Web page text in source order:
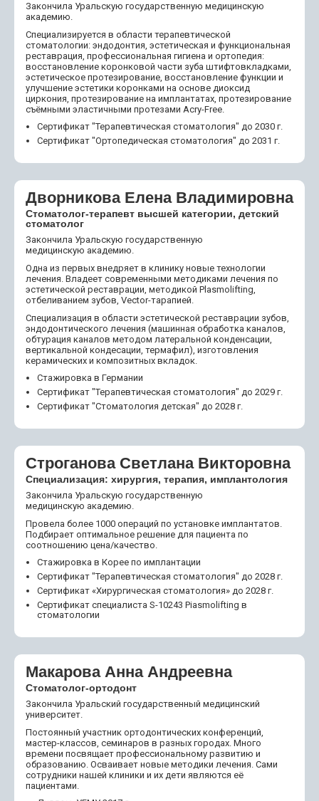
Закончила Уральскую государственную медицинскую
академию.
Специализируется в области терапевтической
стоматологии: эндодонтия, эстетическая и функциональная
реставрация, профессиональная гигиена и ортопедия:
восстановление коронковой части зуба штифтовкладками,
эстетическое протезирование, восстановление функции и
улучшение эстетики коронками на основе диоксид
циркония, протезирование на имплантатах, протезирование
съёмными эластичными протезами Acry-Free.
Сертификат "Терапевтическая стоматология" до 2030 г.
Сертификат "Ортопедическая стоматология" до 2031 г.
Дворникова Елена Владимировна
Стоматолог-терапевт высшей категории, детский
стоматолог
Закончила Уральскую государственную
медицинскую академию.
Одна из первых внедряет в клинику новые технологии
лечения. Владеет современными методиками лечения по
эстетической реставрации, методикой Plasmolifting,
отбеливанием зубов, Vector-тарапией.
Специализация в области эстетической реставрации зубов,
эндодонтического лечения (машинная обработка каналов,
обтурация каналов методом латеральной конденсации,
вертикальной кондесации, термафил), изготовления
керамических и композитных вкладок.
Стажировка в Германии
Сертификат "Терапевтическая стоматология" до 2029 г.
Сертификат "Стоматология детская" до 2028 г.
Строганова Светлана Викторовна
Специализация: хирургия, терапия, имплантология
Закончила Уральскую государственную
медицинскую академию.
Провела более 1000 операций по установке имплантатов.
Подбирает оптимальное решение для пациента по
соотношению цена/качество.
Стажировка в Корее по имплантации
Сертификат "Терапевтическая стоматология" до 2028 г.
Сертификат «Хирургическая стоматология» до 2028 г.
Сертификат специалиста S-10243 Piasmolifting в
стоматологии
Макарова Анна Андреевна
Стоматолог-ортодонт
Закончила Уральский государственный медицинский
университет.
Постоянный участник ортодонтических конференций,
мастер-классов, семинаров в разных городах. Много
времени посвящает профессиональному развитию и
образованию. Осваивает новые методики лечения. Сами
сотрудники нашей клиники и их дети являются её
пациентами.